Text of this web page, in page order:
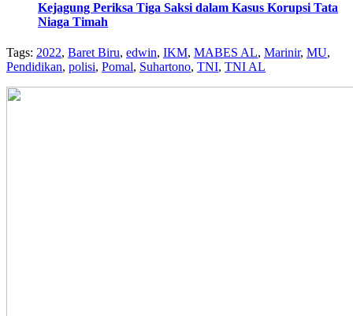
Kejagung Periksa Tiga Saksi dalam Kasus Korupsi Tata
Niaga Timah
Tags: 2022, Baret Biru, edwin, IKM, MABES AL, Marinir, MU,
Pendidikan, polisi, Pomal, Suhartono, TNI, TNI AL